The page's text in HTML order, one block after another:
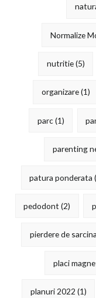
Normalize
nutritie(5)
organizare(1)
parc(1)
parenting
patura ponderata
pedodont (2)
pierdere de sarcina
placi
planuri 2022 (1)